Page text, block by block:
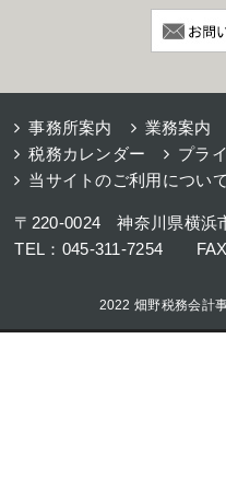
事務所案内 業務案内
税務カレンダー
プラ
当サイトのご利用について
〒220-0024 神奈川県横浜
TEL：045-311-7254 FAX
2022 畑野税務会計